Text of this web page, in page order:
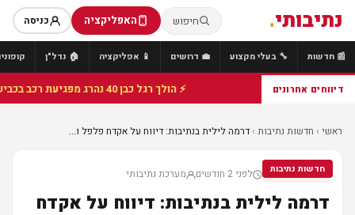
נתיבותי. חיפוש האפליקציה כניסה
📰 חדשות 🔧 בעלי מקצוע 💼 דרושים 📱 אפליקציה 🏠 נדל"ן
דיווחים אחרונים ⚡ הולך רגל כבן 40 נהרג מפגיעת רכב בכביש 25 סמוך לצומת הנשיא, מתנדבי זק"א פועלו בזירה
ראשי › חדשות נתיבות ›דרמה לילית בנתיבות: דיווח על אקדח פלפל ו...
חדשות נתיבות
חדשות נתיבות לפני 2 חודשים מערכת נתיבותי
דרמה לילית בנתיבות: דיווח על אקדח